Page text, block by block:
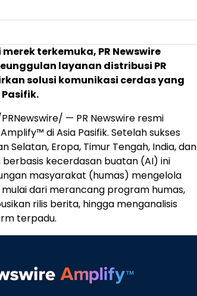
terkemuka, PR Newswire
layanan distribusi PR
solusi komunikasi cerdas yang
PRNewswire/ — PR Newswire resmi
di Asia Pasifik. Setelah sukses
Selatan, Eropa, Timur Tengah, India, dan
kecerdasan buatan (AI) ini
masyarakat (humas) mengelola
dari merancang program humas,
rilis berita, hingga menganalisis
terpadu.